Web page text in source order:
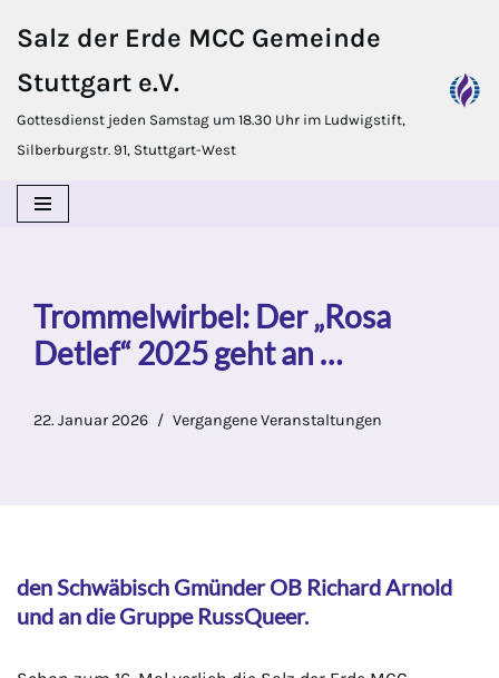
Inhalt
springen
Salz der Erde MCC Gemeinde
Stuttgart e.V.
Gottesdienst jeden Samstag um 18.30 Uhr im Ludwigstift,
Silberburgstr. 91, Stuttgart-West
Trommelwirbel: Der „Rosa
Detlef“ 2025 geht an …
22. Januar 2026 Vergangene Veranstaltungen
den Schwäbisch Gmünder OB Richard Arnold
und an die Gruppe RussQueer.